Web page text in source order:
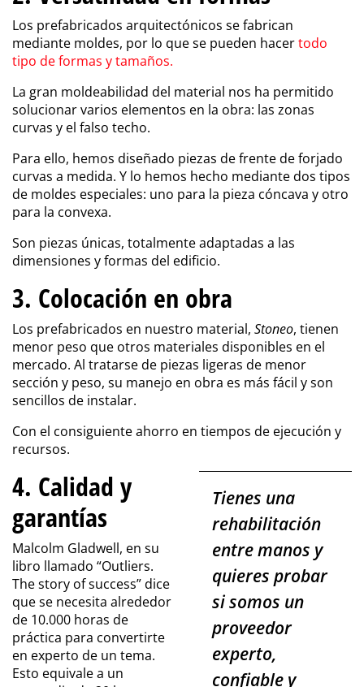
Los prefabricados arquitectónicos se fabrican
mediante moldes, por lo que se pueden hacertodo
tipo deformas y tamaños.
La gran moldeabilidad del material nos ha permitido
solucionar varios elementos en la obra: las zonas
curvas y el falso techo.
Para ello, hemos diseñado piezas de frente de forjado
curvas a medida. Y lo hemos hecho mediante dos tipos
de moldes especiales: uno para la pieza cóncava y otro
para la convexa.
Son piezas únicas, totalmente adaptadas a las
dimensiones y formas del edificio.
3. Colocación en obra
Los prefabricados en nuestro material, Stoneo, tienen
menor peso que otros materiales disponibles en el
mercado. Al tratarse de piezas ligeras de menor
sección y peso, su manejo en obra es más fácil y son
sencillos de instalar.
Con el consiguiente ahorro en tiempos de ejecución y
recursos.
Tienes una
rehabilitación
entre manos y
quieres probar
si somos un
proveedor
experto,
confiable y
4. Calidad y
garantías
Malcolm Gladwell, en su
libro llamado “Outliers.
The story of success” dice
que se necesita alrededor
de 10.000 horas de
práctica para convertirte
en experto de un tema.
Esto equivale a un